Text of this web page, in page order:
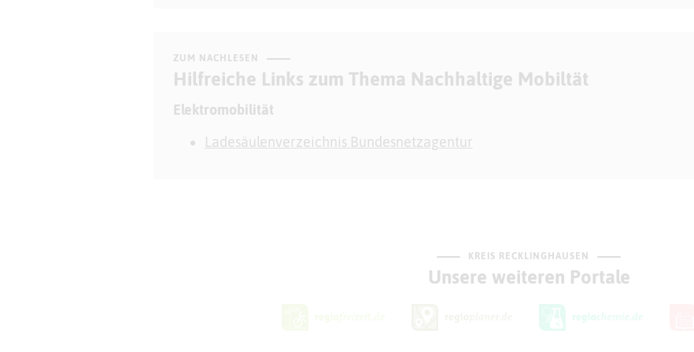
ZUM NACHLESEN
Hilfreiche Links zum Thema Nachhaltige Mobiltät
Elektromobilität
Ladesäulenverzeichnis Bundesnetzagentur
KREIS RECKLINGHAUSEN
Unsere weiteren Portale